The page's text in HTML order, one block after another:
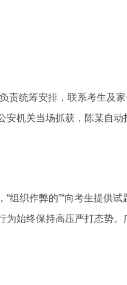
统筹安排，联系考生及
机关当场抓获，陈某自动
织作弊的”“向考生提供试
始终保持高压严打态势